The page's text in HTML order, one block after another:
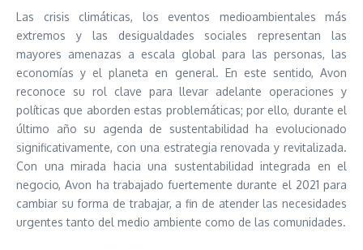
Las crisis climáticas, los eventos medioambientales más
extremos y las desigualdades sociales representan las
mayores amenazas a escala global para las personas, las
economías y el planeta en general. En este sentido, Avon
reconoce su rol clave para llevar adelante operaciones y
políticas que aborden estas problemáticas; por ello, durante el
último año su agenda de sustentabilidad ha evolucionado
significativamente, con una estrategia renovada y revitalizada.
Con una mirada hacia una sustentabilidad integrada en el
negocio, Avon ha trabajado fuertemente durante el 2021 para
cambiar su forma de trabajar, a fin de atender las necesidades
urgentes tanto del medio ambiente como de las comunidades.